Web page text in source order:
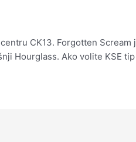
CK13. Forgotten
Hourglass. Ako volite KSE